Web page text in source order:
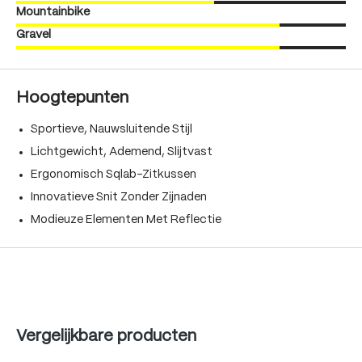
Mountainbike
Gravel
Hoogtepunten
Sportieve, Nauwsluitende Stijl
Lichtgewicht, Ademend, Slijtvast
Ergonomisch Sqlab-Zitkussen
Innovatieve Snit Zonder Zijnaden
Modieuze Elementen Met Reflectie
Produktgalerie überspringen
Vergelijkbare producten